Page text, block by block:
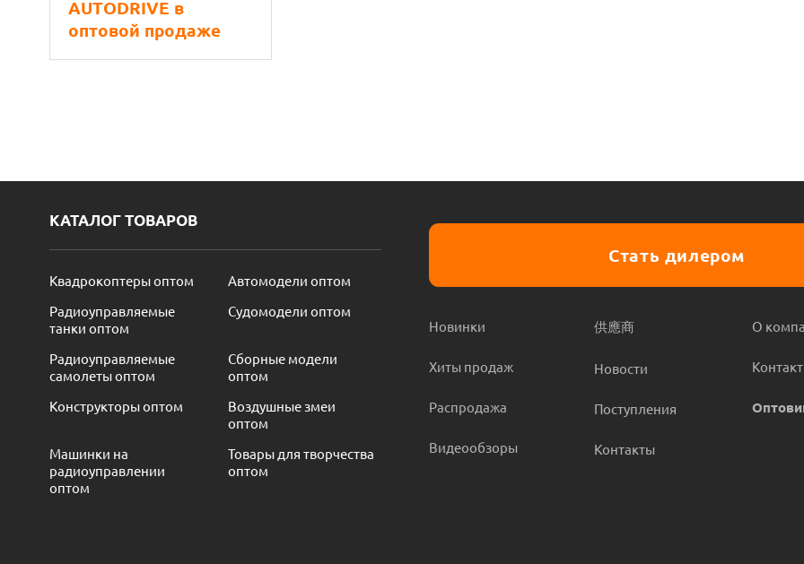
AUTODRIVE в
оптовой продаже
КАТАЛОГ ТОВАРОВ
Квадрокоптеры оптом
Автомодели оптом
Радиоуправляемые
танки оптом
Судомодели оптом
Радиоуправляемые
самолеты оптом
Сборные модели
оптом
Конструкторы оптом
Воздушные змеи
оптом
Машинки на
радиоуправлении
оптом
Товары для творчества
оптом
Стать дилером
Новинки
Хиты продаж
Распродажа
Видеообзоры
供應商
Новости
Поступления
Контакты
О